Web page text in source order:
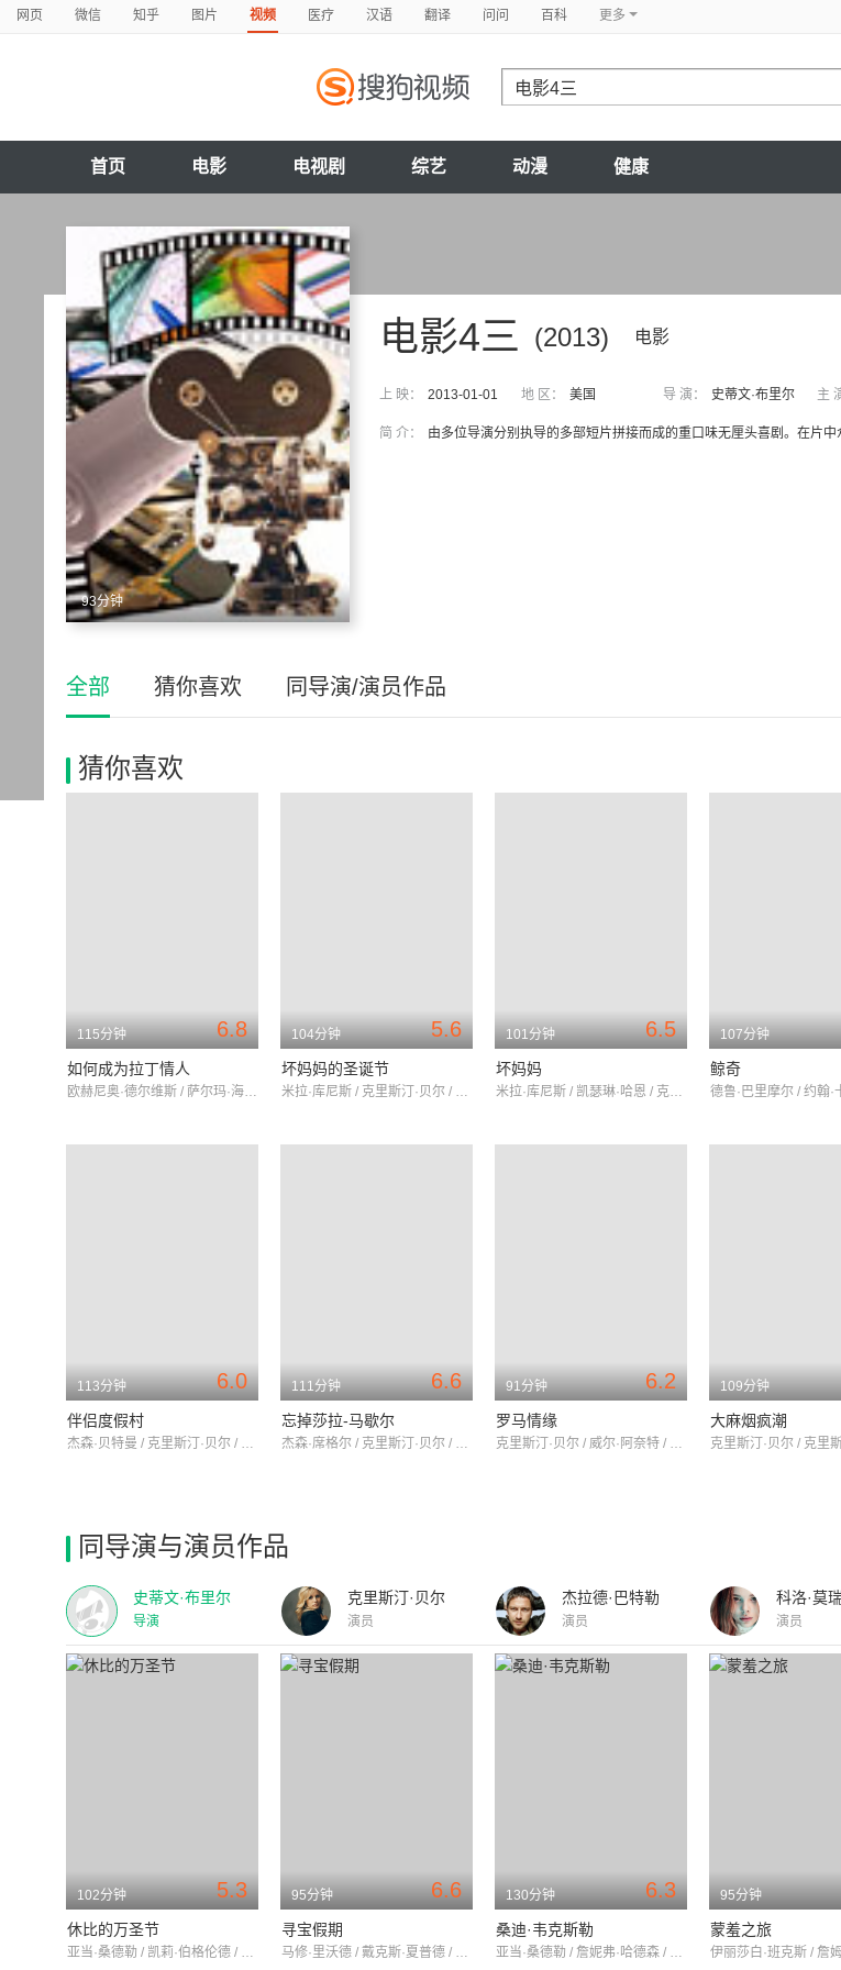
网页 微信 知乎 图片 视频 医疗 汉语 翻译 问问 百科 更多
首页 电影 电视剧 综艺 动漫 健康
93分钟
(2013) 电影
电影4三
上 映： 2013-01-01 地 区： 美国 导 演： 史蒂文·布里尔 主
简 介： 由多位导演分别执导的多部短片拼接而成的重口味无厘头喜剧。在片
全部 猜你喜欢 同导演/演员作品
猜你喜欢
6.8
115分钟
如何成为拉丁情人
欧赫尼奥·德尔维斯 / 萨尔玛·海耶克 / 罗伯·劳
5.6
104分钟
坏妈妈的圣诞节
米拉·库尼斯 / 克里斯汀·贝尔 / 凯瑟琳·哈恩
6.5
101分钟
坏妈妈
米拉·库尼斯 / 凯瑟琳·哈恩 / 克里斯汀·贝尔
107分钟
鲸奇
6.0
113分钟
伴侣度假村
杰森·贝特曼 / 克里斯汀·贝尔 / 费松·拉夫
6.6
111分钟
忘掉莎拉-马歇尔
杰森·席格尔 / 克里斯汀·贝尔 / 米拉·库尼斯
6.2
91分钟
罗马情缘
克里斯汀·贝尔 / 威尔·阿奈特 / 乔什·杜哈明
109分钟
大麻烟疯潮
同导演与演员作品
史蒂文·布里尔
导演
克里斯汀·贝尔
演员
杰拉德·巴特勒
演员
科洛·莫
演员
5.3
102分钟
休比的万圣节
亚当·桑德勒 / 凯莉·伯格伦德 / 玛娅·鲁道夫
6.6
95分钟
寻宝假期
马修·里沃德 / 戴克斯·夏普德 / 巴特
6.3
130分钟
桑迪·韦克斯勒
亚当·桑德勒 / 詹妮弗·哈德森 / 凯文·詹姆斯
95分钟
蒙羞之旅